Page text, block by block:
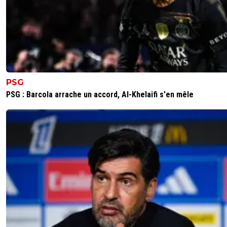
On ne résume pas Greif qu'a sa sortie contre Monaco.
il a des choses a corriger, mais c'est un bon gardien. Tres
calme dans la relance.
4 Répondre
Surtout que bon, au départ, il yavait faute sur
puis sur Mata (meme si avec son adversaire ils se
tiennent par le maillot).
Répondre
parisforever 08 janvier 2026 à 11:50 +
Comme on critique tour à tour tous les gardiens :
Rulli maintenant celui de l' OL jouons sans ?
1+ Répondre
PSG
PSG : Barcola arrache un accord, Al-Khelaifi s'en mêle